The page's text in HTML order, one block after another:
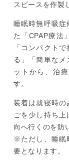
スピースを作製
睡眠時無呼吸
た「CPAP療法
「コンパクト
る」「簡単な
ットから、治
す。
装着は就寝時の
ごを少し持ち
向へ行くのを防
※ただし、睡眠
要となります。